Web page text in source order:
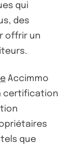
qui
des
offrir un
Accimmo
certification
que